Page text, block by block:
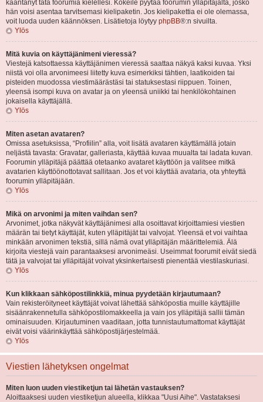
kääntänyt tätä foorumia kielellesi. Kokeile pyytää foorumin ylläpitäjältä, josko
hän voisi asentaa tarvitsemasi kielipaketin. Jos kielipakettia ei ole olemassa,
voit luoda uuden käännöksen. Lisätietoja löytyy phpBB®:n sivuilta.
Ylös
Mitä kuvia on käyttäjänimeni vieressä?
Viestejä katsottaessa käyttäjänimen vieressä saattaa näkyä kaksi kuvaa. Yksi
niistä voi olla arvonimeesi liitetty kuva esimerkiksi tähtien, laatikoiden tai
pisteiden muodossa viestimäärästäsi tai statuksestasi riippuen. Toinen,
yleensä isompi kuva on avatar ja on yleensä uniikki tai henkilökohtainen
jokaisella käyttäjällä.
Ylös
Miten asetan avataren?
Omissa asetuksissa, “Profiilin” alla, voit lisätä avataren käyttämällä jotain
neljästä tavasta: Gravatar, galleriasta, käyttää kuvaa muualta tai ladata kuvan.
Foorumin ylläpitäjä päättää otetaanko avataret käyttöön ja valitsee mitkä
avatarien käyttöönottotavat sallitaan. Jos et voi käyttää avataria, ota yhteyttä
foorumin ylläpitäjään.
Ylös
Mikä on arvonimi ja miten vaihdan sen?
Arvonimet, jotka näkyvät käyttäjänimesi alla osoittavat kirjoittamiesi viestien
määrän tai tietyt käyttäjät, kuten ylläpitäjät tai valvojat. Yleensä et voi vaihtaa
minkään arvonimen tekstiä, sillä nämä ovat ylläpitäjän määrittelemiä. Älä
kirjoita viestejä vain parantaaksesi arvonimeäsi. Useimmat foorumit eivät siedä
tätä ja valvojat tai ylläpitäjät voivat yksinkertaisesti pienentää viestilaskuriasi.
Ylös
Kun klikkaan sähköpostilinkkiä, minua pyydetään kirjautumaan?
Vain rekisteröityneet käyttäjät voivat lähettää sähköpostia muille käyttäjille
sisäänrakennetulla sähköpostilomakkeella ja vain jos ylläpitäjä sallii tämän
ominaisuuden. Kirjautuminen vaaditaan, jotta tunnistautumattomat käyttäjät
eivät voisi väärinkäyttää sähköpostijärjestelmää.
Ylös
Viestien lähetyksen ongelmat
Miten luon uuden viestiketjun tai lähetän vastauksen?
Aloittaaksesi uuden viestiketjun alueella, klikkaa "Uusi Aihe". Vastataksesi